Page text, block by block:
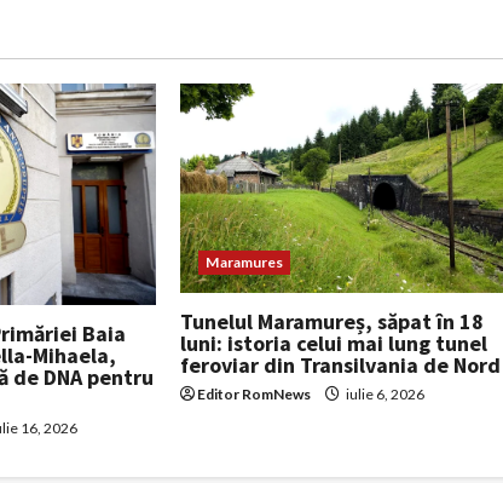
Baia
Mihaela,
DNA pentru
16, 2026
Maramures
Tunelul Maramureș, săpat în 18
luni: istoria celui mai lung tunel
feroviar din Transilvania de Nord
Editor RomNews iulie 6, 2026